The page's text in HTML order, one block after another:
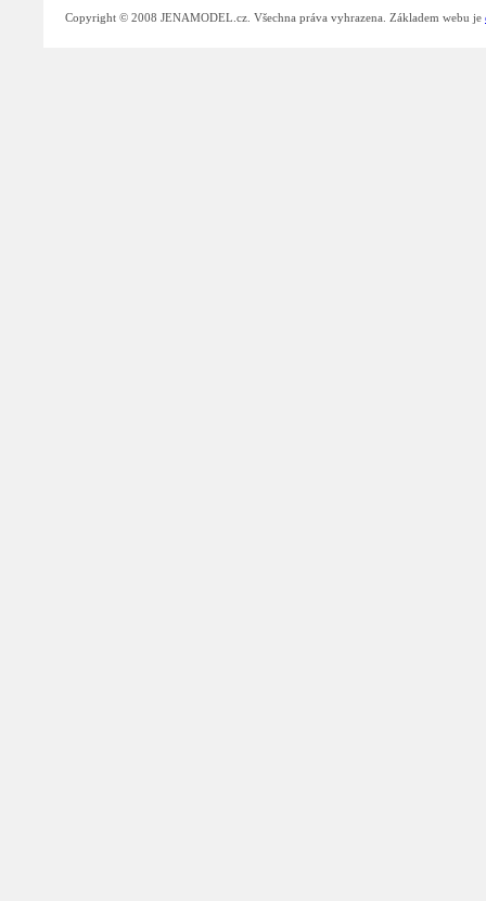
Copyright © 2008 JENAMODEL.cz. Všechna práva vyhrazena. Základem webu je